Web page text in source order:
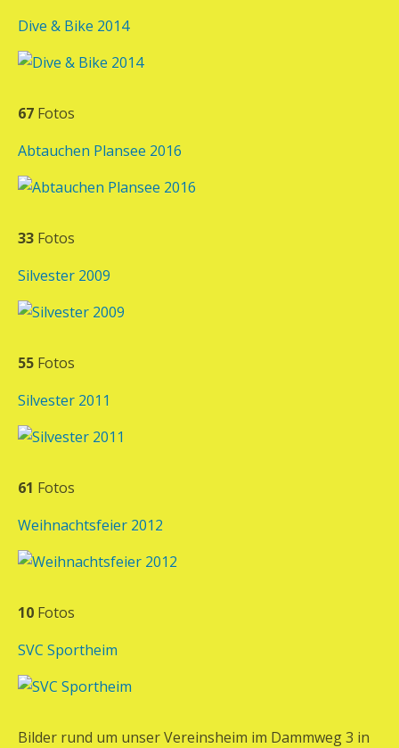
Dive & Bike 2014
67 Fotos
Abtauchen Plansee 2016
33 Fotos
Silvester 2009
55 Fotos
Silvester 2011
61 Fotos
Weihnachtsfeier 2012
10 Fotos
SVC Sportheim
Bilder rund um unser Vereinsheim im Dammweg 3 in